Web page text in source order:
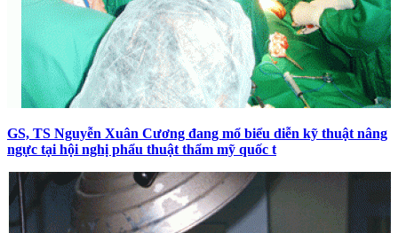
GS, TS Nguyễn Xuân Cương đang mổ biểu diễn kỹ thuật nâng
ngực tại hội nghị phẩu thuật thẩm mỹ quốc t